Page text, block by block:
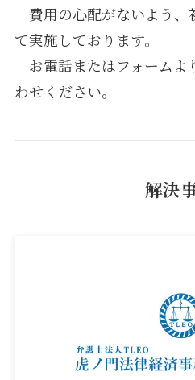
費用の心配がないよう、
て実施しております。
お電話またはフォームよ
わせください。
解決